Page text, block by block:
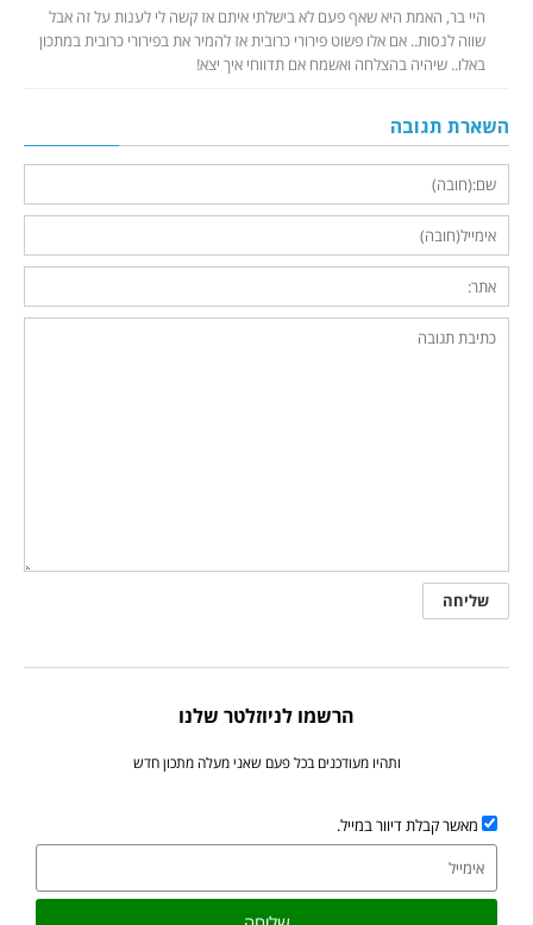
היי בר, האמת היא שאף פעם לא בישלתי איתם אז קשה לי לענות על זה אבל
שווה לנסות.. אם אלו פשוט פירורי כרובית אז להמיר את בפירורי כרובית במתכון
באלו.. שיהיה בהצלחה ואשמח אם תדווחי איך יצא!
השארת תגובה
הרשמו לניוזלטר שלנו
ותהיו מעודכנים בכל פעם שאני מעלה מתכון חדש
מאשר קבלת דיוור במייל.